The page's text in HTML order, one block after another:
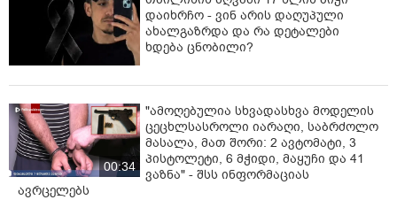
დაიხრჩო - ვინ არის დაღუპული
ახალგაზრდა და რა დეტალები
ხდება ცნობილი?
00:34
"ამოღებულია სხვადასხვა მოდელის
ცეცხლსასროლი იარაღი, საბრძოლო
მასალა, მათ შორი: 2 ავტომატი, 3
პისტოლეტი, 6 მჭიდი, მაყუჩი და 41
ვაზნა" - შსს ინფორმაციას
ავრცელებს